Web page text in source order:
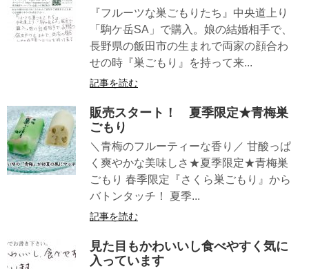
『フルーツな巣ごもりたち』中央道上り
「駒ケ岳SA」で購入。娘の結婚相手で、
長野県の飯田市の生まれで両家の顔合わ
せの時『巣ごもり』を持って来...
記事を読む
販売スタート！ 夏季限定★青梅巣
ごもり
＼青梅のフルーティーな香り／ 甘酸っぱ
く爽やかな美味しさ★夏季限定★青梅巣
ごもり 春季限定『さくら巣ごもり』から
バトンタッチ！ 夏季...
記事を読む
見た目もかわいいし食べやすく気に
入っています